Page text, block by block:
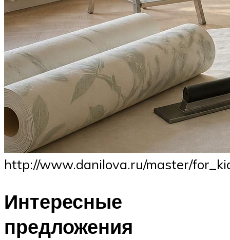
http://www.danilova.ru/master/
Интересные
предложения